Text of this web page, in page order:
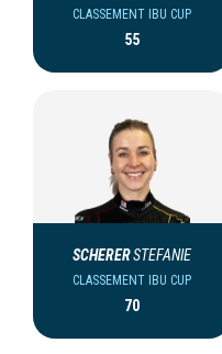
CLASSEMENT IBU CUP
55
SCHERERSTEFANIE
CLASSEMENT IBU CUP
70